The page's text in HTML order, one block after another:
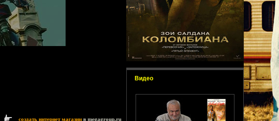
Видео
создать интернет магазин в megagroup.ru